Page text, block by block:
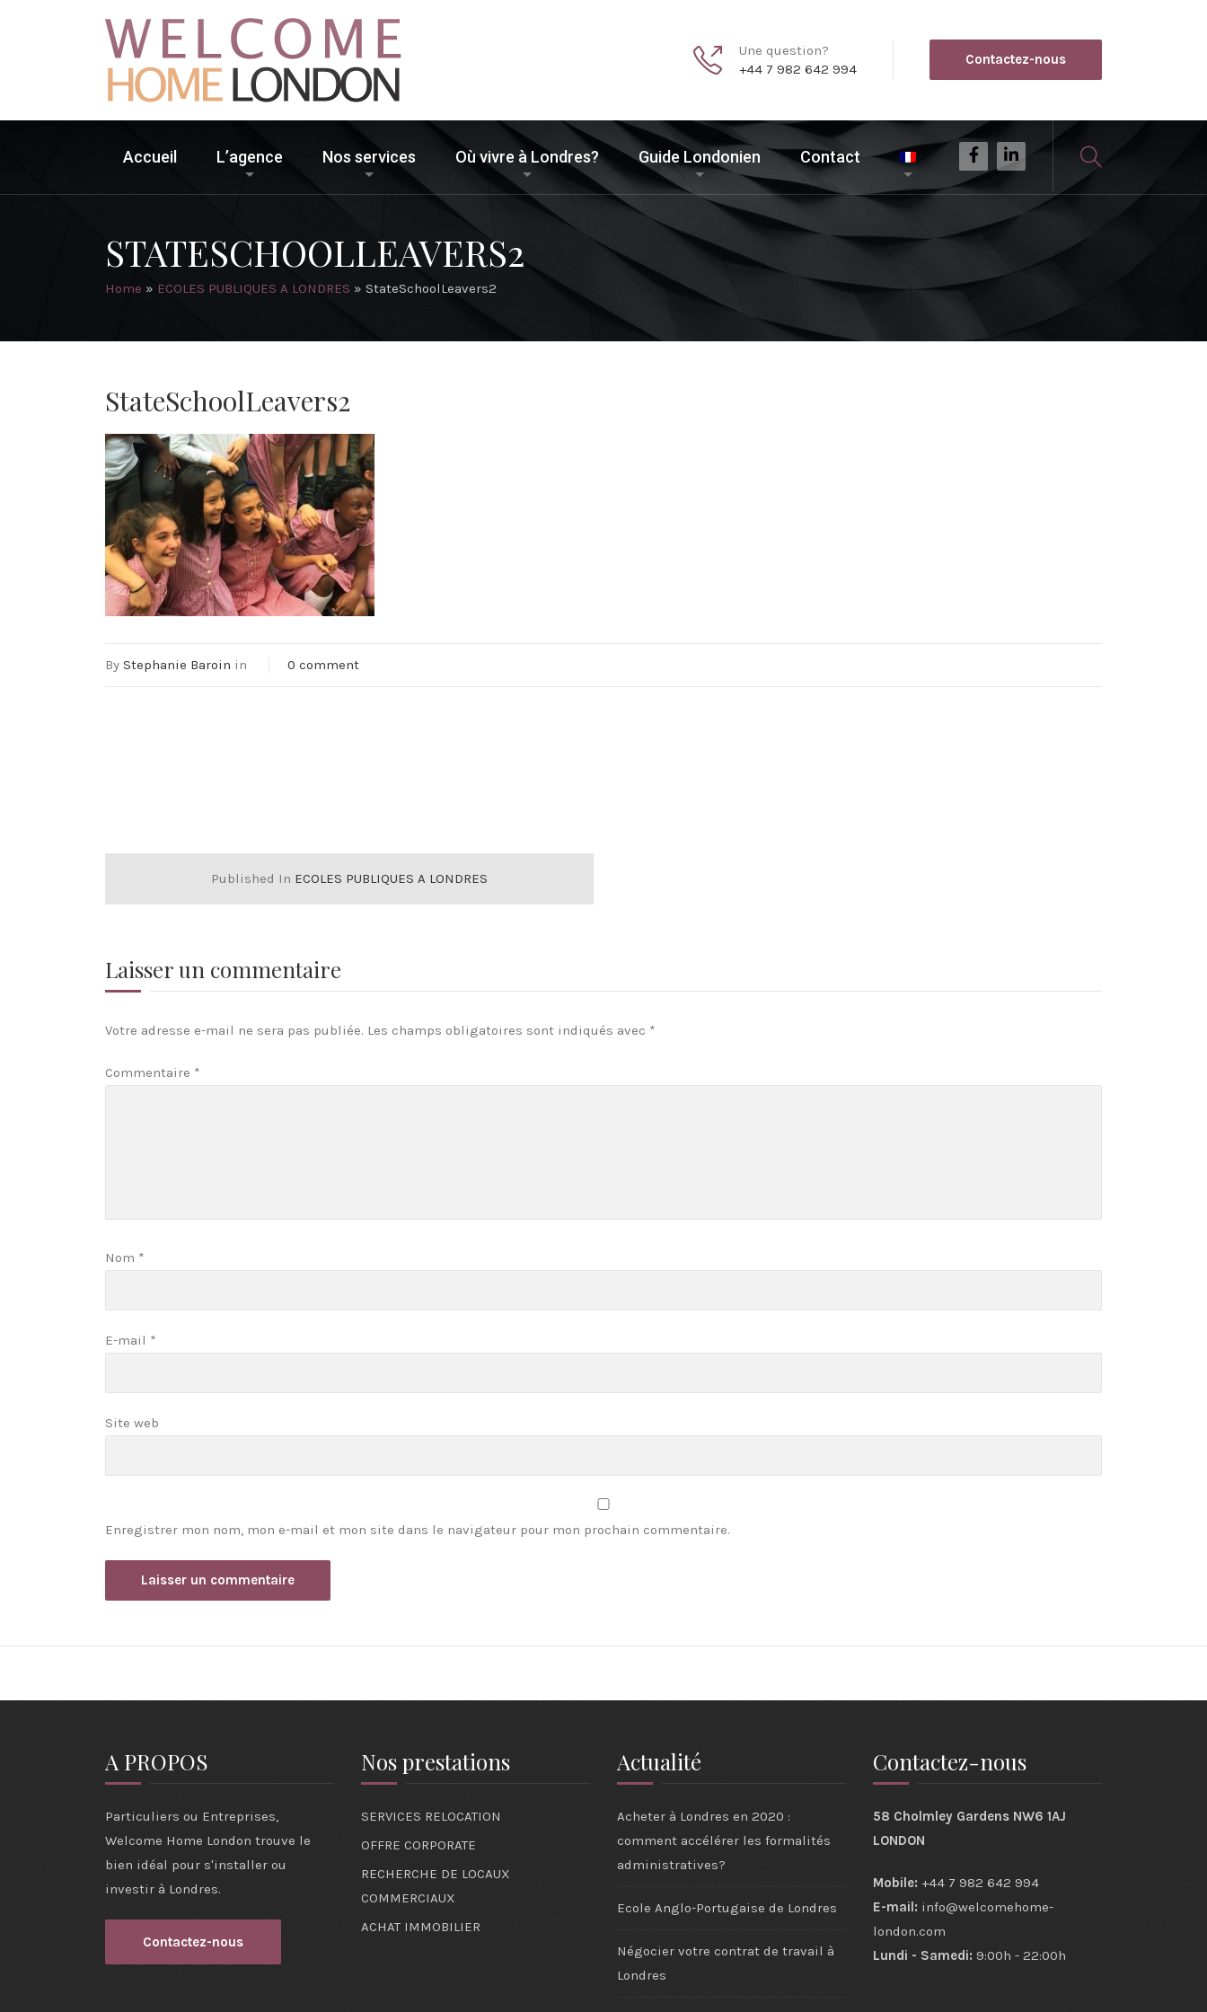
Une question?
+44 7 982 642 994
Contactez-nous
Accueil L’agence Nos services Où vivre à Londres? Guide Londonien Contact
STATESCHOOLLEAVERS2
Home » ECOLES PUBLIQUES A LONDRES » StateSchoolLeavers2
StateSchoolLeavers2
By Stephanie Baroin in 0 comment
Published In ECOLES PUBLIQUES A LONDRES
Laisser un commentaire
Votre adresse e-mail ne sera pas publiée. Les champs obligatoires sont indiqués avec *
Commentaire *
Nom *
E-mail *
Site web
Enregistrer mon nom, mon e-mail et mon site dans le navigateur pour mon prochain commentaire.
A PROPOS
Particuliers ou Entreprises,
Welcome Home London trouve le
bien idéal pour s'installer ou
investir à Londres.
Contactez-nous
Nos prestations
SERVICES RELOCATION
OFFRE CORPORATE
RECHERCHE DE LOCAUX
COMMERCIAUX
ACHAT IMMOBILIER
Actualité
Acheter à Londres en 2020 :
comment accélérer les formalités
administratives?
Ecole Anglo-Portugaise de Londres
Négocier votre contrat de travail à
Londres
Contactez-nous
58 Cholmley Gardens NW6 1AJ
LONDON
Mobile: +44 7 982 642 994
E-mail: info@welcomehome-
london.com
Lundi - Samedi: 9:00h - 22:00h